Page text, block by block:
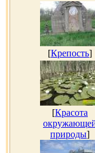
[Крепость]
[Красота
природы]